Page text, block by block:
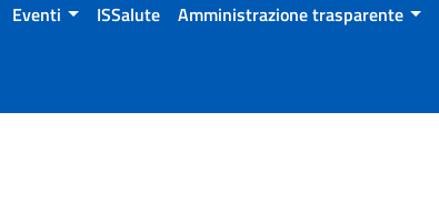
Eventi ISSalute Amministrazione trasparente